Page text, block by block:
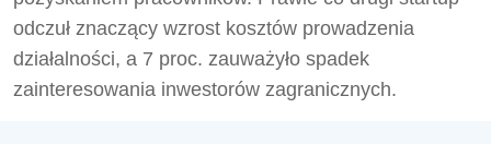
odczuł znaczący wzrost kosztów prowadzenia
działalności, a 7 proc. zauważyło spadek
zainteresowania inwestorów zagranicznych.